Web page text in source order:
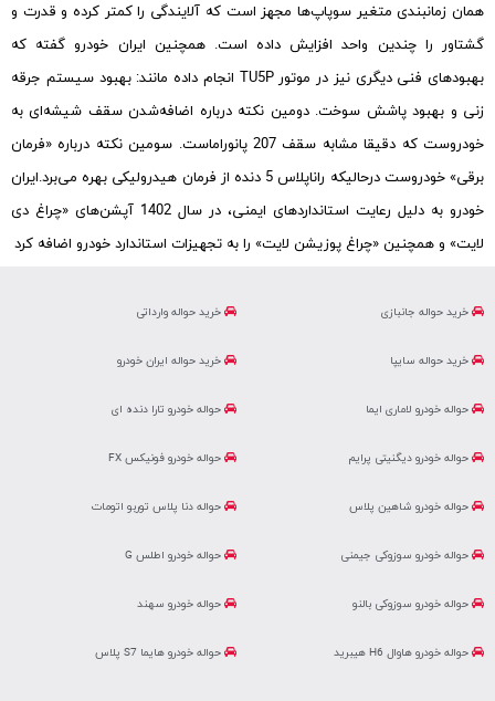
همان زمانبندی متغیر سوپاپ‌ها مجهز است که آلایندگی را کمتر کرده و قدرت و
گشتاور را چندین واحد افزایش داده است. همچنین ایران خودرو گفته که
بهبودهای فنی دیگری نیز در موتور TU5P انجام داده مانند: بهبود سیستم جرقه
زنی و بهبود پاشش سوخت. دومین نکته درباره اضافه‌شدن سقف شیشه‌ای به
خودروست که دقیقا مشابه سقف 207 پانوراماست. سومین نکته درباره «فرمان
برقی» خودروست درحالیکه راناپلاس 5 دنده از فرمان هیدرولیکی بهره می‌برد.ایران
خودرو به دلیل رعایت استانداردهای ایمنی، در سال 1402 آپشن‌های «چراغ دی
لایت» و همچنین «چراغ پوزیشن لایت» را به تجهیزات استاندارد خودرو اضافه کرد
خرید حواله وارداتی خرید حواله جانبازی
خرید حواله ایران خودرو خرید حواله سایپا
حواله خودرو تارا دنده ای حواله خودرو لاماری ایما
حواله خودرو فونیکس FX حواله خودرو دیگنیتی پرایم
حواله دنا پلاس توربو اتومات حواله خودرو شاهین پلاس
حواله خودرو اطلس G حواله خودرو سوزوکی جیمنی
حواله خودرو سهند حواله خودرو سوزوکی بالنو
حواله خودرو هایما S7 پلاس حواله خودرو هاوال H6 هیبرید